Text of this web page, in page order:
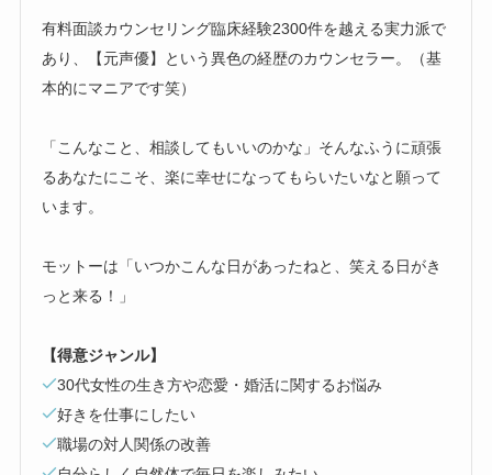
有料面談カウンセリング臨床経験2300件を越える実力派で
あり、【元声優】という異色の経歴のカウンセラー。（基
本的にマニアです笑）
「こんなこと、相談してもいいのかな」そんなふうに頑張
るあなたにこそ、楽に幸せになってもらいたいなと願って
います。
モットーは「いつかこんな日があったねと、笑える日がき
っと来る！」
【得意ジャンル】
30代女性の生き方や恋愛・婚活に関するお悩み
好きを仕事にしたい
職場の対人関係の改善